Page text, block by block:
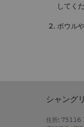
してく
ボウル
シャング
住所: 75116